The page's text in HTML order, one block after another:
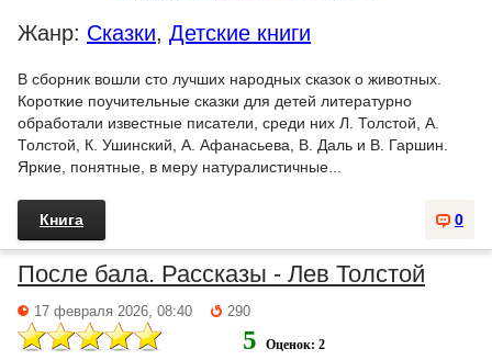
Жанр: Сказки, Детские книги
В сборник вошли сто лучших народных сказок о животных.
Короткие поучительные сказки для детей литературно
обработали известные писатели, среди них Л. Толстой, А.
Толстой, К. Ушинский, А. Афанасьева, В. Даль и В. Гаршин.
Яркие, понятные, в меру натуралистичные...
0
Книга
После бала. Рассказы - Лев Толстой
17 февраля 2026, 08:40 290
5 Оценок: 2